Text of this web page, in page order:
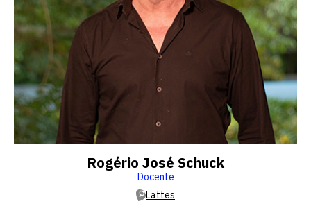
Rogério José Schuck
Docente
Lattes